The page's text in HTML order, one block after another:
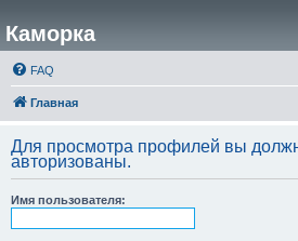
Каморка
FAQ
Главная
Для просмотра профилей вы
авторизованы.
Имя пользователя: